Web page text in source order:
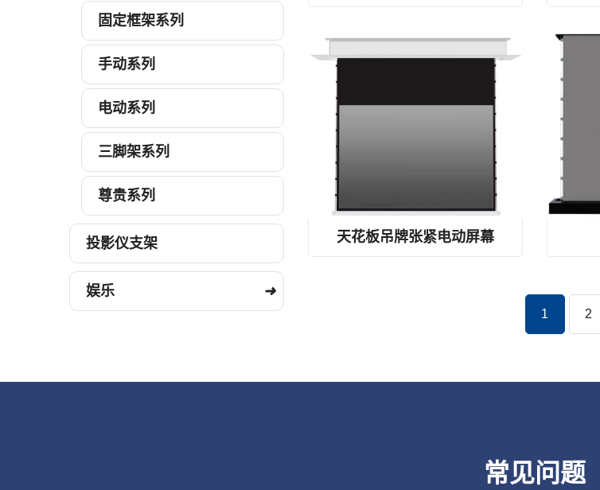
固定框架系列
手动系列
电动系列
三脚架系列
尊贵系列
投影仪支架
娱乐
天花板吊牌张紧电动屏幕
1 2
常见问题